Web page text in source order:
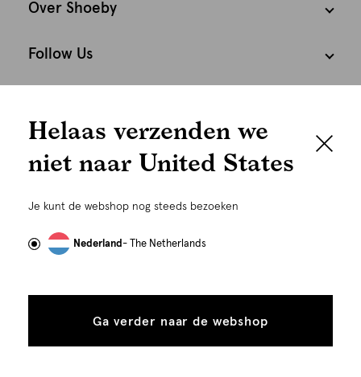
graag persoonlijk
gebruiken wij cookies en daarmee vergelijkbare
om advertenties te personaliseren...
tonen
toestaan
Over Shoeby
Follow Us
Nederland Nederlands
Helaas verzenden we
niet naar United States
Je kunt de webshop nog steeds bezoeken
Nederland- The Netherlands
Ga verder naar de webshop